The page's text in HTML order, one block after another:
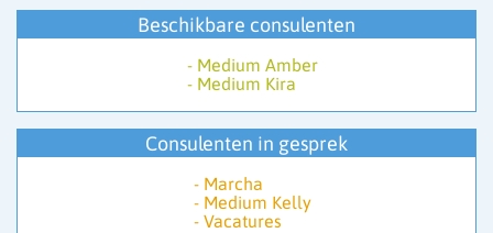
Beschikbare consulenten
- Medium Amber
- Medium Kira
Consulenten in gesprek
- Marcha
- Medium Kelly
- Vacatures